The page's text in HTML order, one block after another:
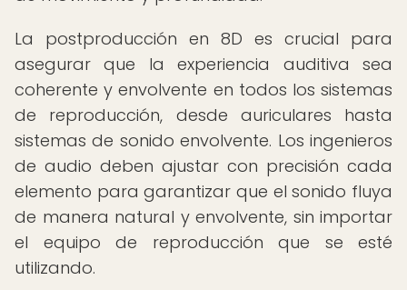
La postproducción en 8D es crucial para
asegurar que la experiencia auditiva sea
coherente y envolvente en todos los sistemas
de reproducción, desde auriculares hasta
sistemas de sonido envolvente. Los ingenieros
de audio deben ajustar con precisión cada
elemento para garantizar que el sonido fluya
de manera natural y envolvente, sin importar
el equipo de reproducción que se esté
utilizando.